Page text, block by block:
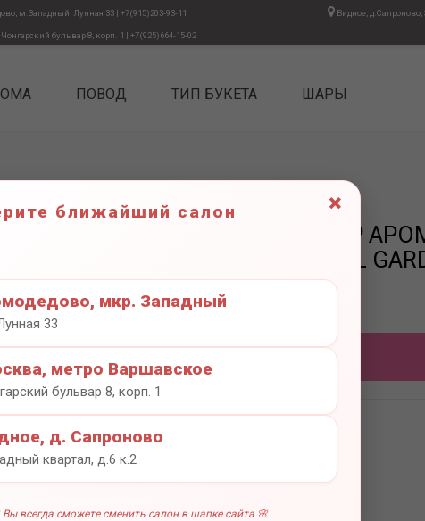
×
ближайший салон
мкр. Западный
33
метро Варшавское
бульвар 8, корп. 1
д. Сапроново
квартал, д.6 к.2
Вы всегда сможете сменить салон в шапке сайта 🌸
ПОВОД ТИП БУКЕТА ШАРЫ
м.Западный, Лунная 33| +7(915)203-93-11
бульвар 8, корп. 1 | +7(925)664-15-02
Видное,
Sul Garda 200 мл
ДИФФУЗОР
LIMONE SUL
0 отзывов